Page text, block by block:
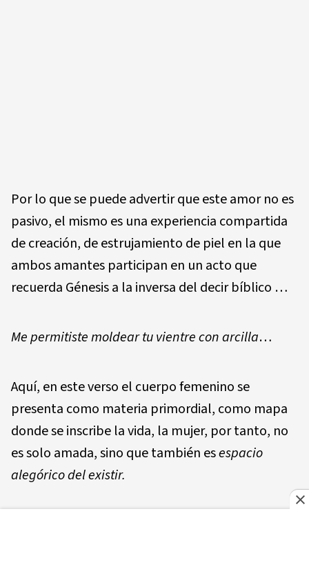
Por lo que se puede advertir que este amor no es
pasivo, el mismo es una experiencia compartida
de creación, de estrujamiento de piel en la que
ambos amantes participan en un acto que
recuerda Génesis a la inversa del decir bíblico …
Me permitiste moldear tu vientre con arcilla…
Aquí, en este verso el cuerpo femenino se
presenta como materia primordial, como mapa
donde se inscribe la vida, la mujer, por tanto, no
es solo amada, sino que también esespacio
alegórico del existir.